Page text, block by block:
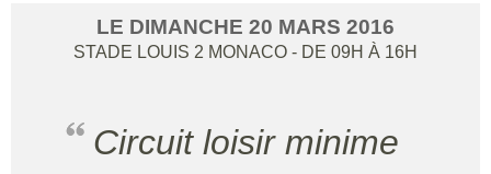
LE DIMANCHE 20 MARS 2016
STADE LOUIS 2 MONACO - DE 09H À 16H
Circuit loisir minime